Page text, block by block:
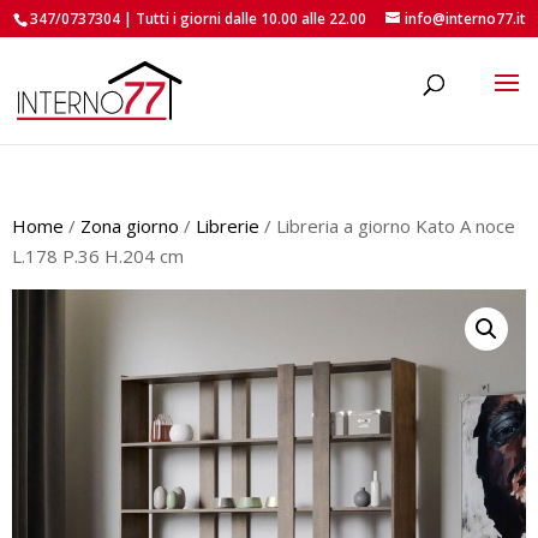
347/0737304 | Tutti i giorni dalle 10.00 alle 22.00 info@interno77.it
Home / Zona giorno / Librerie / Libreria a giorno Kato A noce
L.178 P.36 H.204 cm